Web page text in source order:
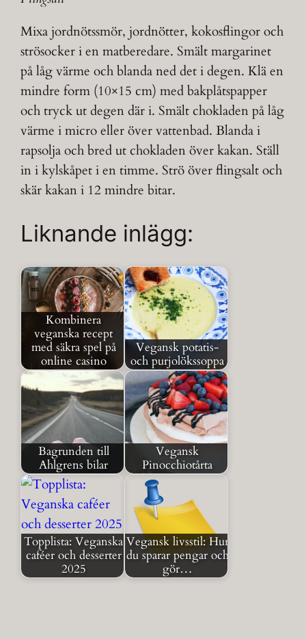
Mixa jordnötssmör, jordnötter, kokosflingor och
strösocker i en matberedare. Smält margarinet
på låg värme och blanda ned det i degen. Klä en
mindre form (10×15 cm) med bakplåtspapper
och tryck ut degen där i. Smält chokladen på låg
värme i micro eller över vattenbad. Blanda i
rapsolja och bred ut chokladen över kakan. Ställ
in i kylskåpet i en timme. Strö över flingsalt och
skär kakan i 12 mindre bitar.
Liknande inlägg:
Kombinera
veganska recept
med säkra spel på
online casino
Vegansk potatis-
och purjolökssoppa
Bagrunden till
Ahlgrens bilar
Vegansk
Pinocchiotårta
Topplista: Veganska
caféer och desserter
2025
Vegansk livsstil: Hur
du sparar pengar och
gör…